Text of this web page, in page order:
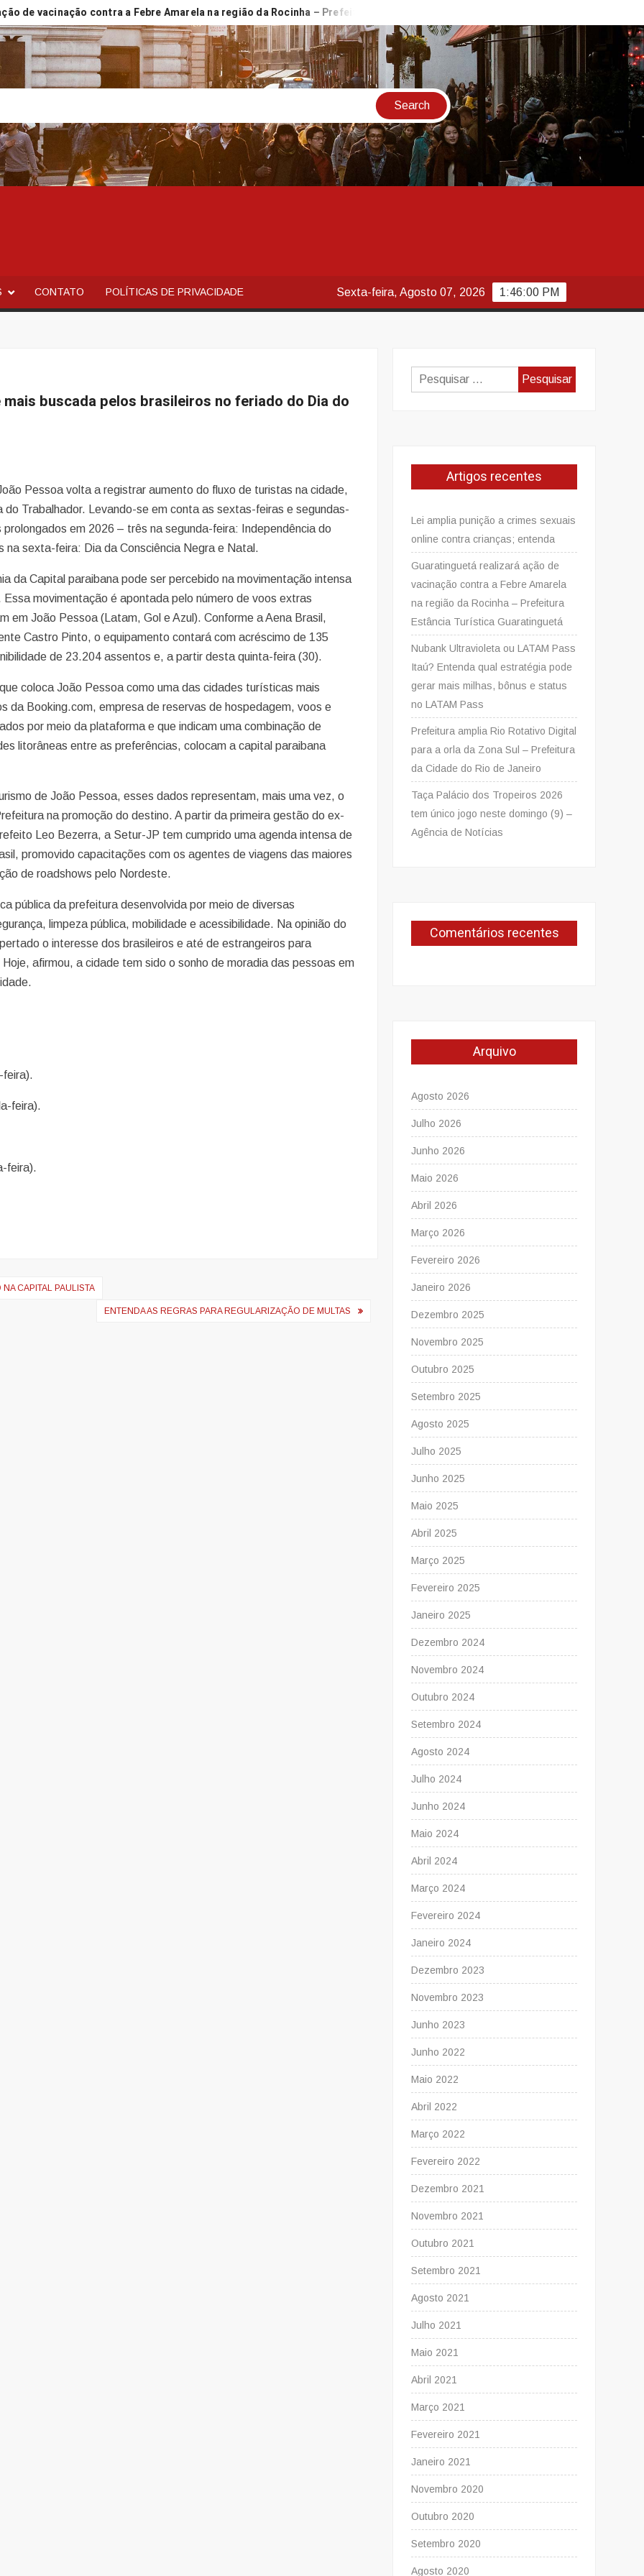
contra a Febre Amarela na região da Rocinha – Prefeitura Estância Turística Guaratinguetá
CONTATO POLÍTICAS DE PRIVACIDADE 1:46:01 PM
Sexta-feira, Agosto 07, 2026
buscada pelos brasileiros no feriado do Dia do
Pessoa volta a registrar aumento do fluxo de turistas na cidade,
Trabalhador. Levando-se em conta as sextas-feiras e segundas-
em 2026 – três na segunda-feira: Independência do
na sexta-feira: Dia da Consciência Negra e Natal.
da Capital paraibana pode ser percebido na movimentação intensa
movimentação é apontada pelo número de voos extras
em João Pessoa (Latam, Gol e Azul). Conforme a Aena Brasil,
Castro Pinto, o equipamento contará com acréscimo de 135
de 23.204 assentos e, a partir desta quinta-feira (30).
coloca João Pessoa como uma das cidades turísticas mais
da Booking.com, empresa de reservas de hospedagem, voos e
por meio da plataforma e que indicam uma combinação de
litorâneas entre as preferências, colocam a capital paraibana
de João Pessoa, esses dados representam, mais uma vez, o
na promoção do destino. A partir da primeira gestão do ex-
Leo Bezerra, a Setur-JP tem cumprido uma agenda intensa de
promovido capacitações com os agentes de viagens das maiores
de roadshows pelo Nordeste.
pública da prefeitura desenvolvida por meio de diversas
limpeza pública, mobilidade e acessibilidade. Na opinião do
o interesse dos brasileiros e até de estrangeiros para
afirmou, a cidade tem sido o sonho de moradia das pessoas em
feira).
feira).
feira).
CAPITAL PAULISTA
ENTENDA AS REGRAS PARA REGULARIZAÇÃO DE MULTAS
Pesquisar
por:
Artigos recentes
Lei amplia punição a crimes sexuais
online contra crianças; entenda
Guaratinguetá realizará ação de
vacinação contra a Febre Amarela
na região da Rocinha – Prefeitura
Estância Turística Guaratinguetá
Nubank Ultravioleta ou LATAM Pass
Itaú? Entenda qual estratégia pode
gerar mais milhas, bônus e status
no LATAM Pass
Prefeitura amplia Rio Rotativo Digital
para a orla da Zona Sul – Prefeitura
da Cidade do Rio de Janeiro
Taça Palácio dos Tropeiros 2026
tem único jogo neste domingo (9) –
Agência de Notícias
Comentários recentes
Arquivo
Agosto 2026
Julho 2026
Junho 2026
Maio 2026
Abril 2026
Março 2026
Fevereiro 2026
Janeiro 2026
Dezembro 2025
Novembro 2025
Outubro 2025
Setembro 2025
Agosto 2025
Julho 2025
Junho 2025
Maio 2025
Abril 2025
Março 2025
Fevereiro 2025
Janeiro 2025
Dezembro 2024
Novembro 2024
Outubro 2024
Setembro 2024
Agosto 2024
Julho 2024
Junho 2024
Maio 2024
Abril 2024
Março 2024
Fevereiro 2024
Janeiro 2024
Dezembro 2023
Novembro 2023
Junho 2023
Junho 2022
Maio 2022
Abril 2022
Março 2022
Fevereiro 2022
Dezembro 2021
Novembro 2021
Outubro 2021
Setembro 2021
Agosto 2021
Julho 2021
Maio 2021
Abril 2021
Março 2021
Fevereiro 2021
Janeiro 2021
Novembro 2020
Outubro 2020
Setembro 2020
Agosto 2020